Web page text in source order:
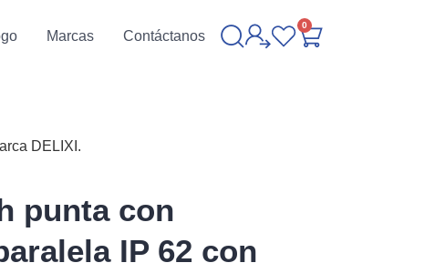
Marcas Contáctanos
0
DELIXI.
punta con
IP 62 con